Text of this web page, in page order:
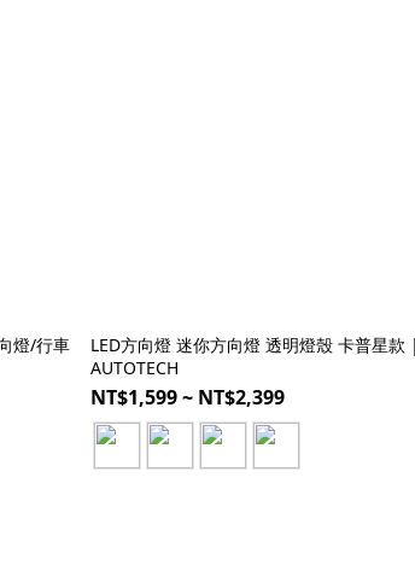
LED方向燈 迷你方向燈 透明燈殼 卡普星款
AUTOTECH
NT$1,599 ~ NT$2,399